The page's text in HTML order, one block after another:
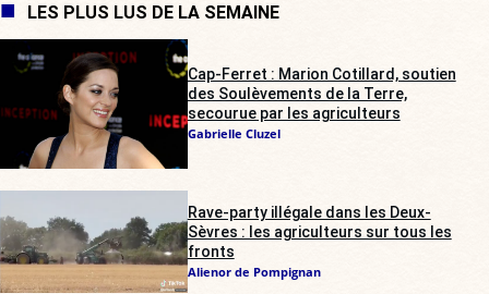
LES PLUS LUS DE LA SEMAINE
Cap-Ferret : Marion Cotillard, soutien
des Soulèvements de la Terre,
secourue par les agriculteurs
Gabrielle Cluzel
Rave-party illégale dans les Deux-
Sèvres : les agriculteurs sur tous les
fronts
Alienor de Pompignan